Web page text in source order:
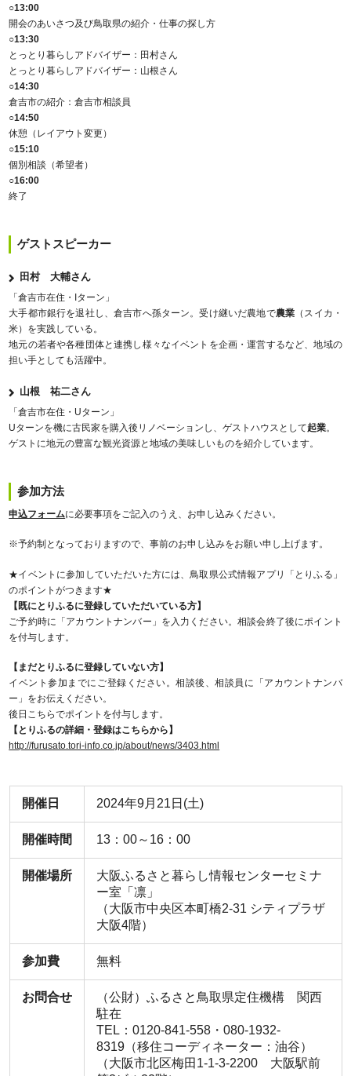
○13:00
開会のあいさつ及び鳥取県の紹介・仕事の探し方
○13:30
とっとり暮らしアドバイザー：田村さん
とっとり暮らしアドバイザー：山根さん
○14:30
倉吉市の紹介：倉吉市相談員
○14:50
休憩（レイアウト変更）
○15:10
個別相談（希望者）
○16:00
終了
ゲストスピーカー
田村 大輔さん
「倉吉市在住・Iターン」
大手都市銀行を退社し、倉吉市へ孫ターン。受け継いだ農地で農業 （スイカ・
米）を実践している。
地元の若者や各種団体と連携し様々なイベントを企画・運営するなど、地域の
担い手としても活躍中。
山根 祐二さん
「倉吉市在住・Uターン」
Uターンを機に古民家を購入後リノベーションし、ゲストハウスとして起業。
ゲストに地元の豊富な観光資源と地域の美味しいものを紹介しています。
参加方法
申込フォームに必要事項をご記入のうえ、お申し込みください。
※予約制となっておりますので、事前のお申し込みをお願い申し上げます。
★イベントに参加していただいた方には、鳥取県公式情報アプリ「とりふる」
のポイントがつきます★
【既にとりふるに登録していただいている方】
ご予約時に「アカウントナンバー」を入力ください。相談会終了後にポイント
を付与します。
【まだとりふるに登録していない方】
イベント参加までにご登録ください。相談後、相談員に「アカウントナンバ
ー」をお伝えください。
後日こちらでポイントを付与します。
【とりふるの詳細・登録はこちらから】
http://furusato.tori-info.co.jp/about/news/3403.html
開催日 2024年9月21日(土)
開催時間 13：00～16：00
開催場所
大阪ふるさと暮らし情報センターセミナ
ー室「凛」
（大阪市中央区本町橋2-31 シティプラザ
大阪4階）
参加費 無料
お問合せ
（公財）ふるさと鳥取県定住機構 関西
駐在
TEL：0120-841-558・080-1932-
8319（移住コーディネーター：油谷）
（大阪市北区梅田1-1-3-2200 大阪駅前